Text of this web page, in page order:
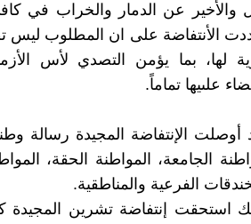
والأخير عن الدمار والخراب في
الأنتفاضة على ان المطلوب ليس
لها، بما يؤمن التصدي لأس
علىيها تماماً.
أوصلت الإنتفاضة المجيدة رسالة
الجامعة، المواطنة الحقة،
الفرعية والمناطقية.
استحقت إنتفاضة تشرين المجيدة